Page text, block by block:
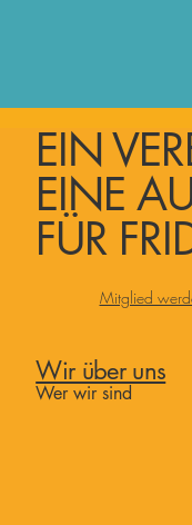
EIN
EINE
FÜR
Mitglied
Wir über uns
Wer wir sind